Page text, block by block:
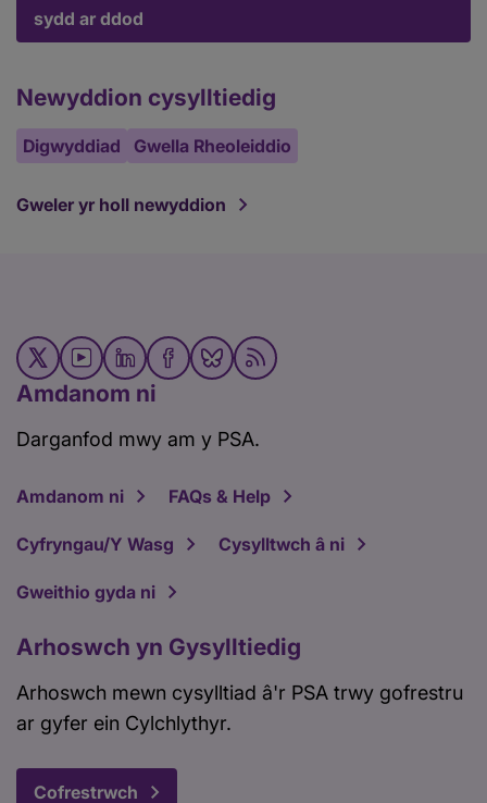
sydd ar ddod
Newyddion cysylltiedig
Digwyddiad Gwella Rheoleiddio
Gweler yr holl newyddion
Amdanom ni
Darganfod mwy am y PSA.
Amdanom ni FAQs & Help
Cyfryngau/Y Wasg Cysylltwch â ni
Gweithio gyda ni
Arhoswch yn Gysylltiedig
Arhoswch mewn cysylltiad â'r PSA trwy gofrestru
ar gyfer ein Cylchlythyr.
Cofrestrwch